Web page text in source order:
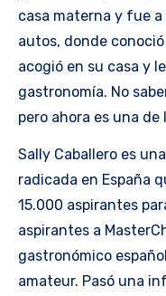
casa materna y fue
autos, donde
acogió en su casa y
gastronomía. No
pero ahora es una
Sally Caballero es
radicada en España
15.000 aspirantes
aspirantes a
gastronómico
amateur. Pasó una